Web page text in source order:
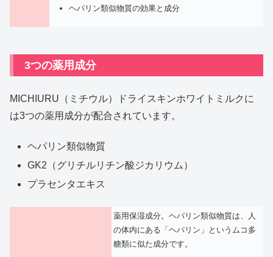
ヘパリン類似物質の効果と成分
3つの薬用成分
MICHIURU（ミチウル）ドライスキンホワイトミルクに
は3つの薬用成分が配合されています。
ヘパリン類似物質
GK2（グリチルリチン酸ジカリウム）
プラセンタエキス
薬用保湿成分。ヘパリン類似物質は、人
の体内にある「ヘパリン」というムコ多
糖類に似た成分です。